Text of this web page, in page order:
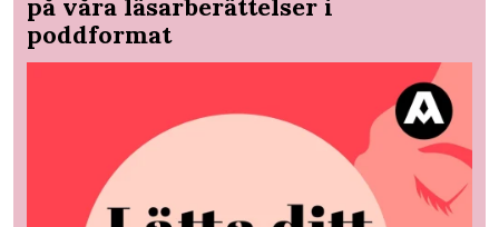
på våra läsarberättelser i
poddformat